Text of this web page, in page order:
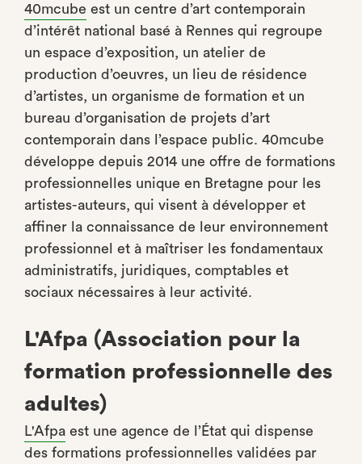
40mcube est un centre d’art contemporain
d’intérêt national basé à Rennes qui regroupe
un espace d’exposition, un atelier de
production d’oeuvres, un lieu de résidence
d’artistes, un organisme de formation et un
bureau d’organisation de projets d’art
contemporain dans l’espace public. 40mcube
développe depuis 2014 une offre de formations
professionnelles unique en Bretagne pour les
artistes-auteurs, qui visent à développer et
affiner la connaissance de leur environnement
professionnel et à maîtriser les fondamentaux
administratifs, juridiques, comptables et
sociaux nécessaires à leur activité.
L'Afpa (Association pour la
formation professionnelle des
adultes)
L'Afpa est une agence de l’État qui dispense
des formations professionnelles validées par